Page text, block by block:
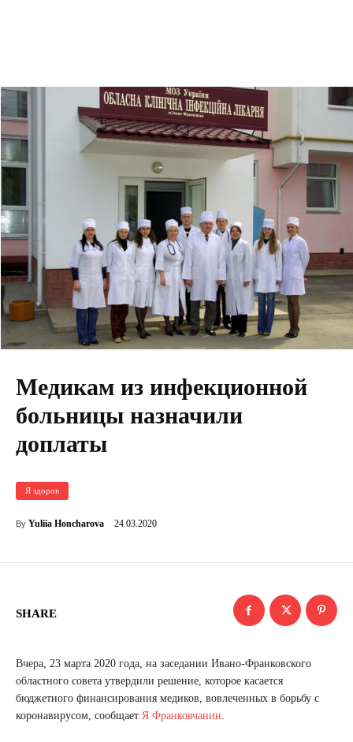
Медикам из инфекционной
больницы назначили
доплаты
Я здоров
By Yuliia Honcharova 24.03.2020
SHARE
Вчера, 23 марта 2020 года, на заседании Ивано-Франковского
областного совета утвердили решение, которое касается
бюджетного финансирования медиков, вовлеченных в борьбу с
коронавирусом, сообщает Я Франковчанин.